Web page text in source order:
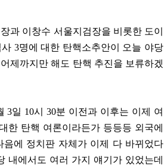
과 이창수 서울지검장을 비롯한 도이
3명에 대한 탄핵소추안이 오늘 야당
제까지만 해도 탄핵 추진을 보류하겠
3일 10시 30분 이전과 이후는 이제 여
한 탄핵 여론이라든가 등등등 외국에
에 정치판 자체가 이제 다 바뀌었다
내에서도 여러 가지 얘기가 있었는데